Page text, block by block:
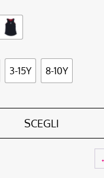
3-15Y 8-10Y
SCEGLI